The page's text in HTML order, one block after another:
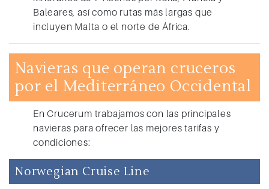
Baleares, así como rutas más largas que
incluyen Malta o el norte de África.
Navieras que operan cruceros
por el Mediterráneo Occidental
En Crucerum trabajamos con las principales
navieras para ofrecer las mejores tarifas y
condiciones:
Norwegian Cruise Line